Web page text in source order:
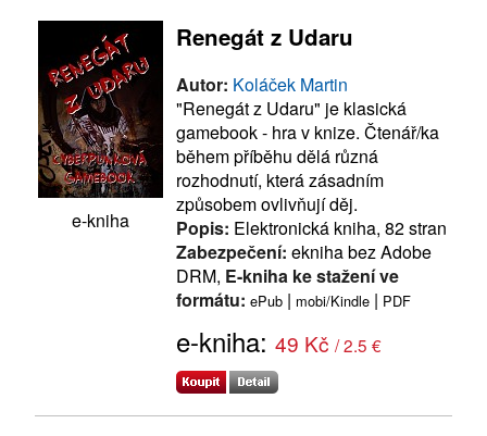
e-kniha
Renegát z Udaru
Autor: Koláček Martin
"Renegát z Udaru" je klasická
gamebook - hra v knize. Čtenář/ka
během příběhu dělá různá
rozhodnutí, která zásadním
způsobem ovlivňují děj.
Popis: Elektronická kniha, 82 stran
Zabezpečení: ekniha bez Adobe
DRM, E-kniha ke stažení ve
formátu: ePub | mobi/Kindle | PDF
e-kniha: 49 Kč / 2.5 €